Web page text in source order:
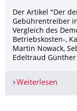
Der Artikel "Der
Gebührentreiber
Vergleich des
Betriebskosten-,
Martin Nowack,
Edeltraud
Weiterlesen